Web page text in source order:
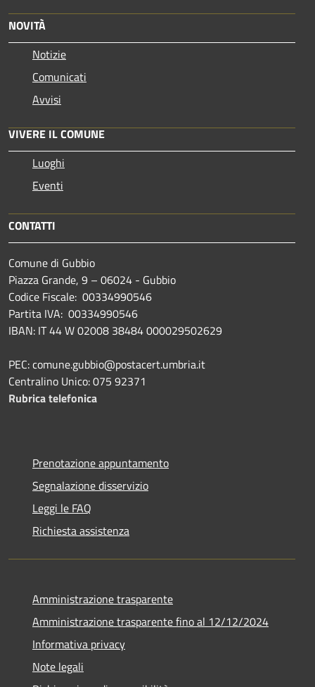
NOVITÀ
Notizie
Comunicati
Avvisi
VIVERE IL COMUNE
Luoghi
Eventi
CONTATTI
Comune di Gubbio
Piazza Grande, 9 – 06024 - Gubbio
Codice Fiscale: 00334990546
Partita IVA: 00334990546
IBAN: IT 44 W 02008 38484 000029502629
PEC: comune.gubbio@postacert.umbria.it
Centralino Unico: 075 92371
Rubrica telefonica
Prenotazione appuntamento
Segnalazione disservizio
Leggi le FAQ
Richiesta assistenza
Amministrazione trasparente
Amministrazione trasparente fino al 12/12/2024
Informativa privacy
Note legali